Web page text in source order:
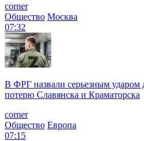
corner
Общество Москва
07:32
В ФРГ назвали серьезным
потерю Славянска и Краматорска
corner
Общество Европа
07:15